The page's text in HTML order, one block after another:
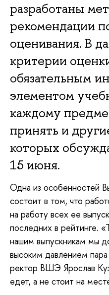
разработаны
рекомендации
оценивания. В
критерии
обязательным
элементом
каждому
принять и
которых
15 июня.
Одна из особенностей
состоит в том, что
на работу всех ее
последних в рейтинге.
нашим выпускникам мы
высоким давлением
ректор ВШЭ Ярослав
едет, а не стоит на